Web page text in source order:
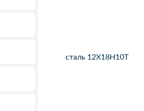
сталь 12Х18Н10Т